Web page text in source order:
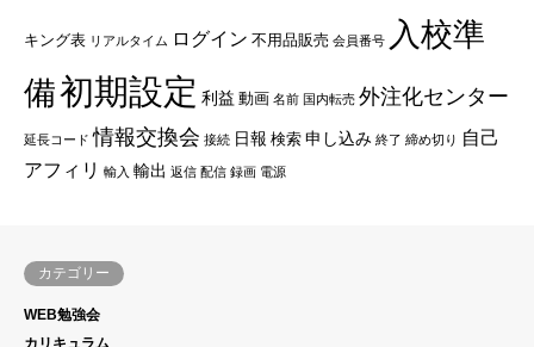
キング表 リアルタイム ログイン 不用品販売 会員番号
入校準
備初期設定 利益 動画 名前 国内転売 外注化センター
延長コード 情報交換会 接続 日報 検索 申し込み 終了 締め切り 自己
アフィリ 輸入 輸出 返信 配信 録画 電源
カテゴリー
WEB勉強会
カリキュラム